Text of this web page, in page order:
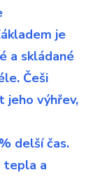
je
a skládané
Češi
jeho výhřev,
delší čas.
tepla a